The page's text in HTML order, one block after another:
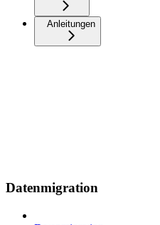
Anleitungen
Datenmigration